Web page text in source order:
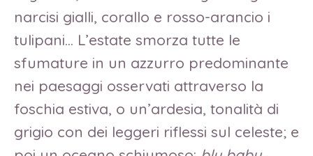
narcisi gialli, corallo e rosso-arancio i
tulipani… L’estate smorza tutte le
sfumature in un azzurro predominante
nei paesaggi osservati attraverso la
foschia estiva, o un’ardesia, tonalità di
grigio con dei leggeri riflessi sul celeste; e